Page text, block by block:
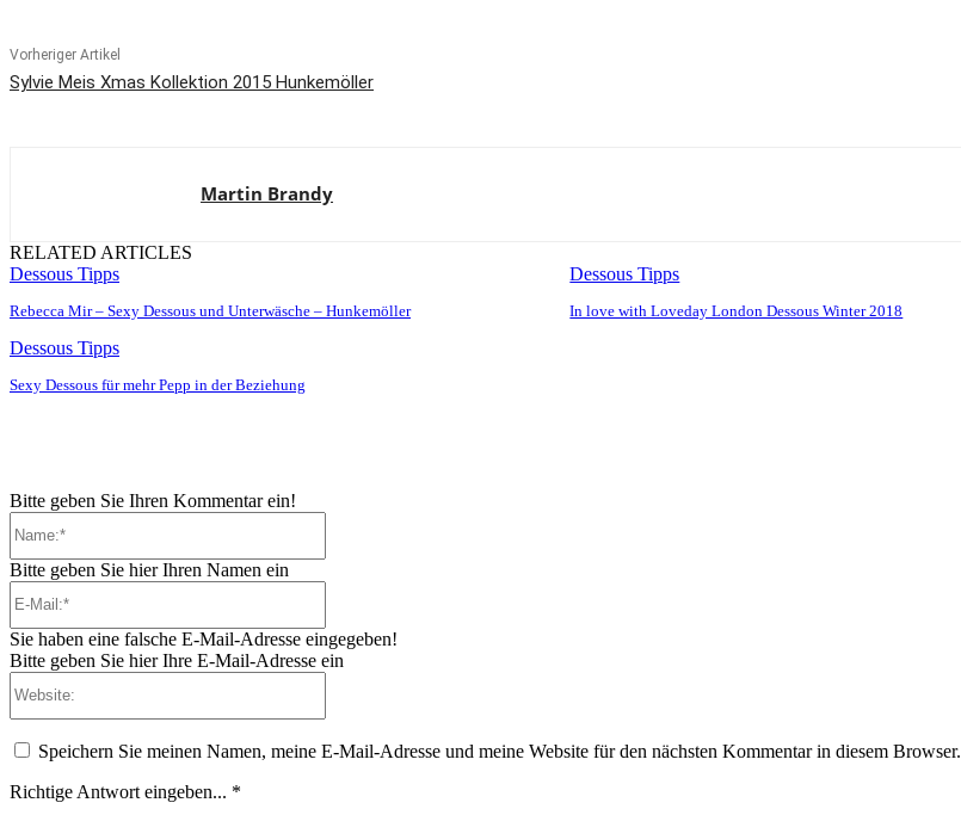
Vorheriger Artikel
Sylvie Meis Xmas Kollektion 2015 Hunkemöller
Martin Brandy
RELATED ARTICLES
Dessous Tipps
Rebecca Mir – Sexy Dessous und Unterwäsche – Hunkemöller
Dessous Tipps
In love with Loveday London Dessous Winter 2018
Dessous Tipps
Sexy Dessous für mehr Pepp in der Beziehung
Bitte geben Sie Ihren Kommentar ein!
Bitte geben Sie hier Ihren Namen ein
Sie haben eine falsche E-Mail-Adresse eingegeben!
Bitte geben Sie hier Ihre E-Mail-Adresse ein
Speichern Sie meinen Namen, meine E-Mail-Adresse und meine Website für den nächsten Kommentar in diesem Browser.
Richtige Antwort eingeben... *